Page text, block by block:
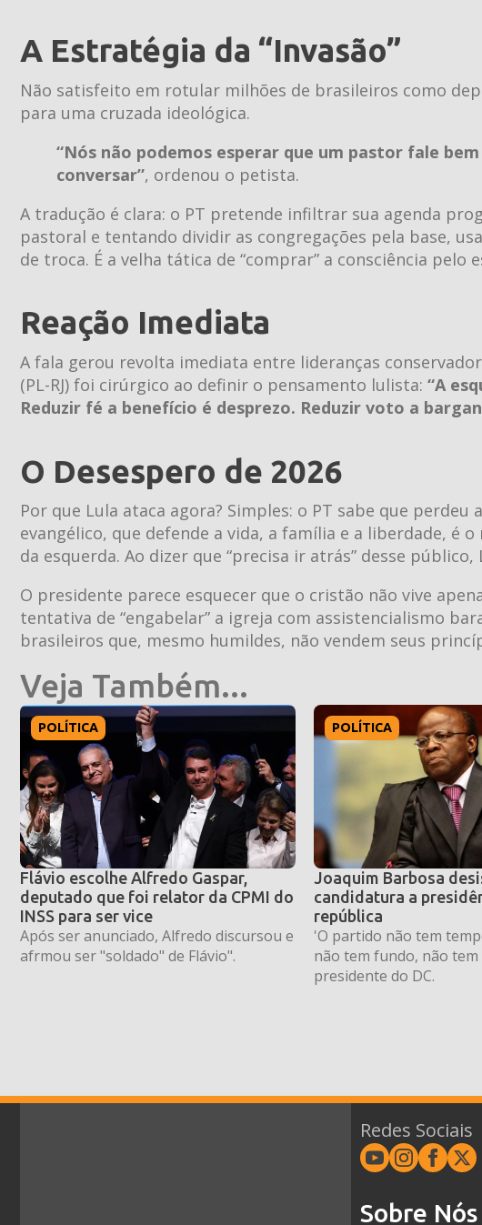
A Estratégia da “Invasão”
Não satisfeito em rotular milhões de brasileiros como
para uma cruzada ideológica.
“Nós não podemos esperar que um pastor fale
conversar”, ordenou o petista.
A tradução é clara: o PT pretende infiltrar sua agenda
pastoral e tentando dividir as congregações pela base,
de troca. É a velha tática de “comprar” a consciência pelo
Reação Imediata
A fala gerou revolta imediata entre lideranças
(PL-RJ) foi cirúrgico ao definir o pensamento lulista: “A
Reduzir fé a benefício é desprezo. Reduzir voto a
O Desespero de 2026
Por que Lula ataca agora? Simples: o PT sabe que
evangélico, que defende a vida, a família e a liberdade,
da esquerda. Ao dizer que “precisa ir atrás” desse
O presidente parece esquecer que o cristão não vive
tentativa de “engabelar” a igreja com assistencialismo
brasileiros que, mesmo humildes, não vendem seus
Veja Também...
POLÍTICA
Flávio escolhe Alfredo Gaspar,
deputado que foi relator da CPMI do
INSS para ser vice
Após ser anunciado, Alfredo discursou e
afrmou ser "soldado" de Flávio".
POLÍTICA
Joaquim Barbosa
candidatura a
república
'O partido não tem
não tem fundo, não tem
presidente do DC.
Redes Sociais
Sobre Nós